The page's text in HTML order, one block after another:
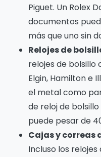
Piguet. Un Rolex
documentos
más que uno sin
Relojes de
relojes de bolsillo
Elgin, Hamilton e
el metal como
de reloj de
puede pesar de
Cajas y correas
Incluso los